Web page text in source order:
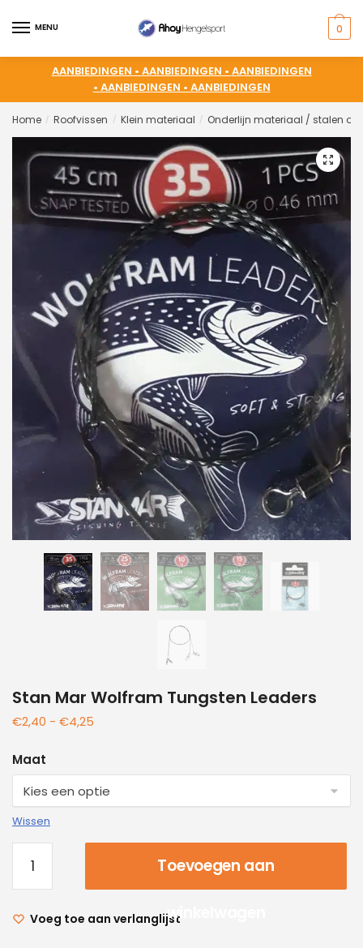
MENU 0
AANBIEDINGEN • AANBIEDINGEN • AANBIEDINGEN
• AANBIEDINGEN • AANBIEDINGEN
Home / Roofvissen / Klein materiaal / Onderlijn materiaal / stalen
🔍
Stan Mar Wolfram Tungsten Leaders
€2,40 - €4,25
Maat
Wissen
Toevoegen aan
winkelwagen
Voeg toe aan verlanglijst